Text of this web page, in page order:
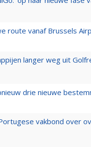
route vanaf Brussels
langer weg uit
drie nieuwe
vakbond over